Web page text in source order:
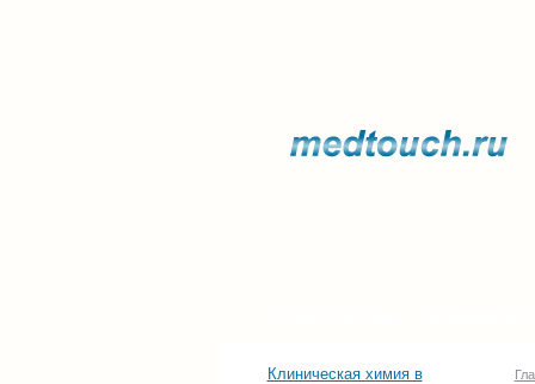
Клиническая химия в